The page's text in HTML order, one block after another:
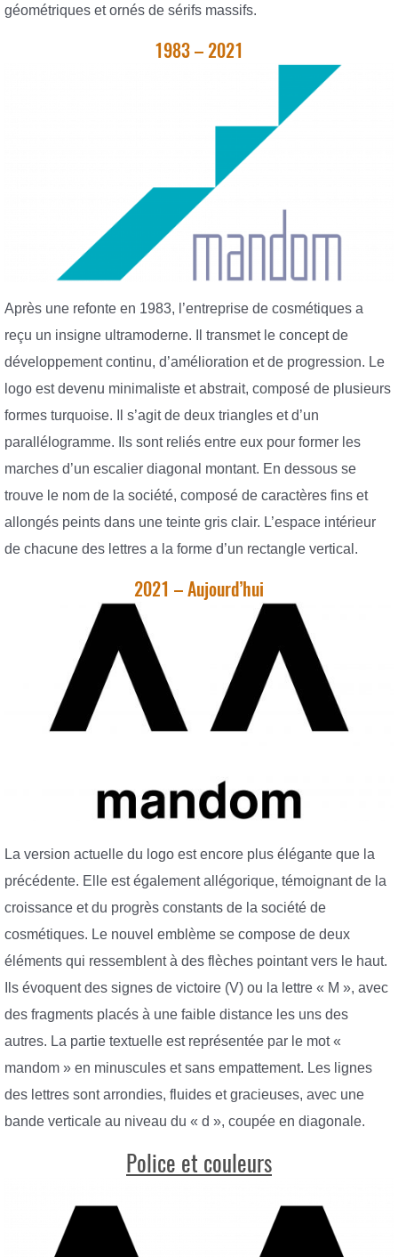
géométriques et ornés de sérifs massifs.
1983 – 2021
Après une refonte en 1983, l’entreprise de cosmétiques a
reçu un insigne ultramoderne. Il transmet le concept de
développement continu, d’amélioration et de progression. Le
logo est devenu minimaliste et abstrait, composé de plusieurs
formes turquoise. Il s’agit de deux triangles et d’un
parallélogramme. Ils sont reliés entre eux pour former les
marches d’un escalier diagonal montant. En dessous se
trouve le nom de la société, composé de caractères fins et
allongés peints dans une teinte gris clair. L’espace intérieur
de chacune des lettres a la forme d’un rectangle vertical.
2021 – Aujourd’hui
La version actuelle du logo est encore plus élégante que la
précédente. Elle est également allégorique, témoignant de la
croissance et du progrès constants de la société de
cosmétiques. Le nouvel emblème se compose de deux
éléments qui ressemblent à des flèches pointant vers le haut.
Ils évoquent des signes de victoire (V) ou la lettre « M », avec
des fragments placés à une faible distance les uns des
autres. La partie textuelle est représentée par le mot «
mandom » en minuscules et sans empattement. Les lignes
des lettres sont arrondies, fluides et gracieuses, avec une
bande verticale au niveau du « d », coupée en diagonale.
Police et couleurs